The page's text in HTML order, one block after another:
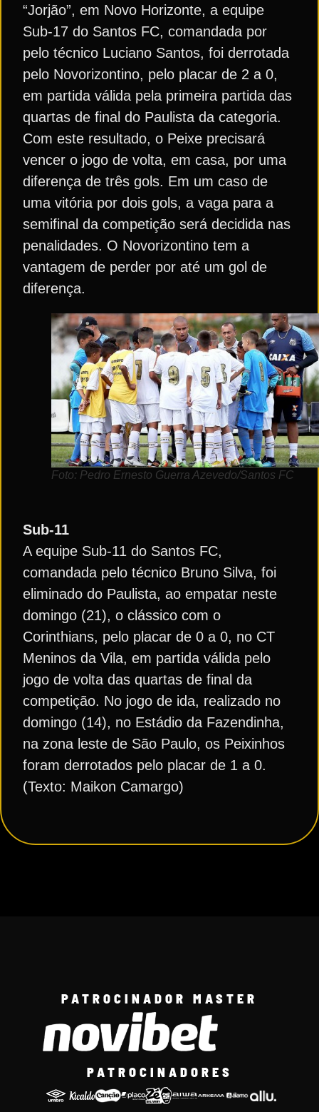
“Jorjão”, em Novo Horizonte, a equipe
Sub-17 do Santos FC, comandada por
pelo técnico Luciano Santos, foi derrotada
pelo Novorizontino, pelo placar de 2 a 0,
em partida válida pela primeira partida das
quartas de final do Paulista da categoria.
Com este resultado, o Peixe precisará
vencer o jogo de volta, em casa, por uma
diferença de três gols. Em um caso de
uma vitória por dois gols, a vaga para a
semifinal da competição será decidida nas
penalidades. O Novorizontino tem a
vantagem de perder por até um gol de
diferença.
Foto: Pedro Ernesto Guerra Azevedo/Santos FC
Sub-11
A equipe Sub-11 do Santos FC,
comandada pelo técnico Bruno Silva, foi
eliminado do Paulista, ao empatar neste
domingo (21), o clássico com o
Corinthians, pelo placar de 0 a 0, no CT
Meninos da Vila, em partida válida pelo
jogo de volta das quartas de final da
competição. No jogo de ida, realizado no
domingo (14), no Estádio da Fazendinha,
na zona leste de São Paulo, os Peixinhos
foram derrotados pelo placar de 1 a 0.
(Texto: Maikon Camargo)
PATROCINADOR MASTER
PATROCINADORES